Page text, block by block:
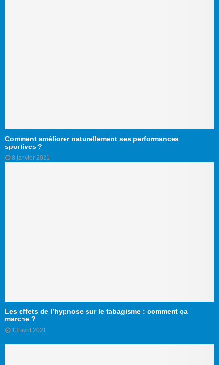
Comment améliorer naturellement ses performances
sportives ?
8 janvier 2021
Les effets de l’hypnose sur le tabagisme : comment ça
marche ?
13 avril 2021